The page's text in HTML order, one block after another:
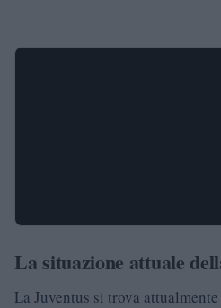
La situazione attuale
La Juventus si trova